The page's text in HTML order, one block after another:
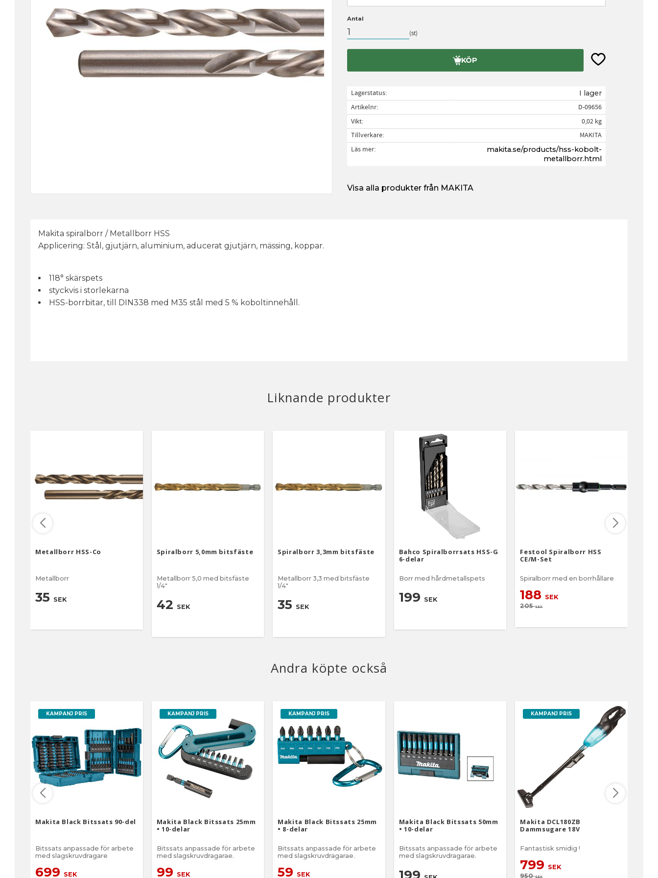
Antal
st
KÖP Lägg till i
Lagerstatus I lager
Artikelnr
D-09656
Vikt
0,02 kg
Tillverkare
MAKITA
Läs mer
makita.se/products/hss-kobolt-
metallborr.html
Visa alla produkter från MAKITA
Makita spiralborr / Metallborr HSS
Applicering: Stål, gjutjärn, aluminium, aducerat gjutjärn, mässing, koppar.
118° skärspets
styckvis i storlekarna
HSS-borrbitar, till DIN338 med M35 stål med 5 % koboltinnehåll.
Liknande produkter
Metallborr HSS-Co
Metallborr
35 SEK
Spiralborr 5,0mm bitsfäste
Metallborr 5,0 med bitsfäste
1/4"
42 SEK
Spiralborr 3,3mm bitsfäste
Metallborr 3,3 med bitsfäste
1/4"
35 SEK
Bahco Spiralborrsats HSS-G
6-delar
Borr med hårdmetallspets
199 SEK
Festool Spiralborr HSS
CE/M-Set
Spiralborr med en borrhållare
188 SEK
205SEK
Andra köpte också
KAMPANJ PRIS
Makita Black Bitssats 90-del
Bitssats anpassade för arbete
med slagskruvdragare
699 SEK
KAMPANJ PRIS
Makita Black Bitssats 25mm
• 10-delar
Bitssats anpassade för arbete
med slagskruvdragarae.
99 SEK
KAMPANJ PRIS
Makita Black Bitssats 25mm
• 8-delar
Bitssats anpassade för arbete
med slagskruvdragarae.
59 SEK
Makita Black Bitssats 50mm
• 10-delar
Bitssats anpassade för arbete
med slagskruvdragarae.
199
KAMPANJ PRIS
Makita DCL180ZB
Dammsugare 18V
Fantastisk smidig !
799 SEK
950